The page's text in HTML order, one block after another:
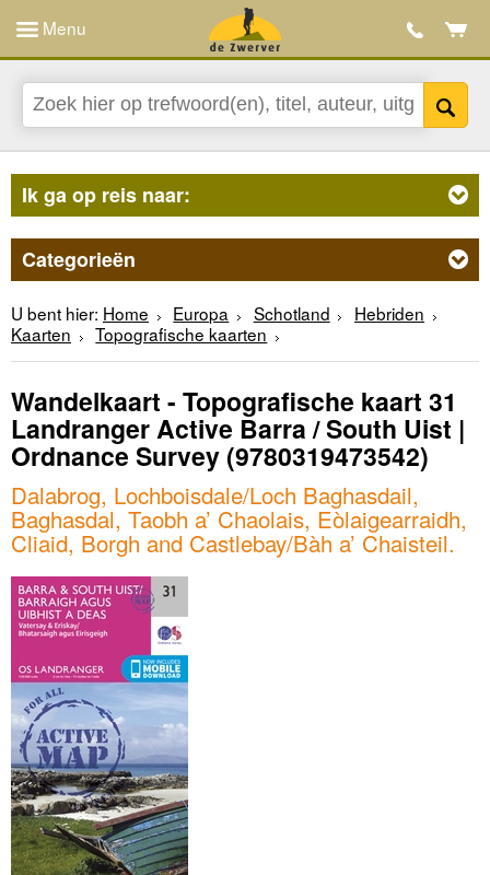
Menu
Ik ga op reis naar:
Categorieën
U bent hier: Home Europa Schotland
Hebriden
Kaarten
Topografische kaarten
Wandelkaart - Topografische kaart 31
Landranger Active Barra / South Uist |
Ordnance Survey (9780319473542)
Dalabrog, Lochboisdale/Loch Baghasdail,
Baghasdal, Taobh a’ Chaolais, Eòlaigearraidh,
Cliaid, Borgh and Castlebay/Bàh a’ Chaisteil.